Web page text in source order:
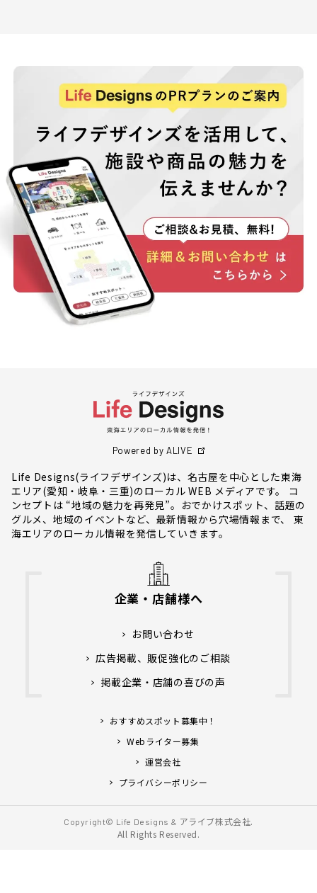
Powered by ALIVE
Life Designs(ライフデザインズ)は、名古屋を中心とした東海
エリア(愛知・岐阜・三重)のローカル WEB メディアです。 コ
ンセプトは “地域の魅力を再発見”。おでかけスポット、話題の
グルメ、地域のイベントなど、最新情報から穴場情報まで、 東
海エリアのローカル情報を発信していきます。
企業・店舗様へ
お問い合わせ
広告掲載、販促強化のご相談
掲載企業・店舗の喜びの声
おすすめスポット募集中！
Webライター募集
運営会社
プライバシーポリシー
Copyright© Life Designs & アライブ株式会社.
All Rights Reserved.